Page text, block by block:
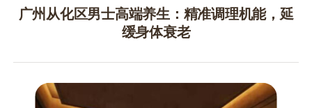
广州从化区男士高端养生：精准调理机能，延
缓身体衰老